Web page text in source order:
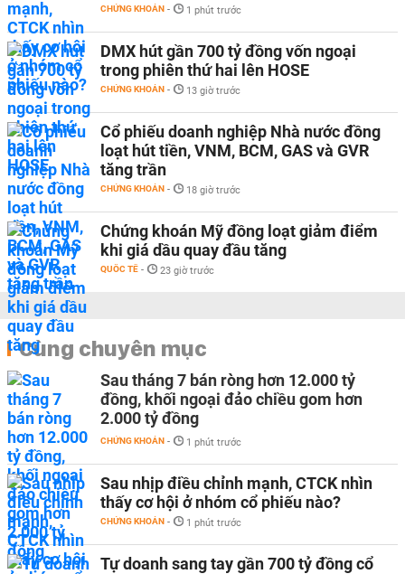
CHỨNG KHOÁN - 1 phút trước
DMX hút gần 700 tỷ đồng vốn ngoại
trong phiên thứ hai lên HOSE
CHỨNG KHOÁN - 13 giờ trước
Cổ phiếu doanh nghiệp Nhà nước đồng
loạt hút tiền, VNM, BCM, GAS và GVR
tăng trần
CHỨNG KHOÁN - 18 giờ trước
Chứng khoán Mỹ đồng loạt giảm điểm
khi giá dầu quay đầu tăng
QUỐC TẾ - 23 giờ trước
Cùng chuyên mục
Sau tháng 7 bán ròng hơn 12.000 tỷ
đồng, khối ngoại đảo chiều gom hơn
2.000 tỷ đồng
CHỨNG KHOÁN - 1 phút trước
Sau nhịp điều chỉnh mạnh, CTCK nhìn
thấy cơ hội ở nhóm cổ phiếu nào?
CHỨNG KHOÁN - 1 phút trước
Tự doanh sang tay gần 700 tỷ đồng cổ